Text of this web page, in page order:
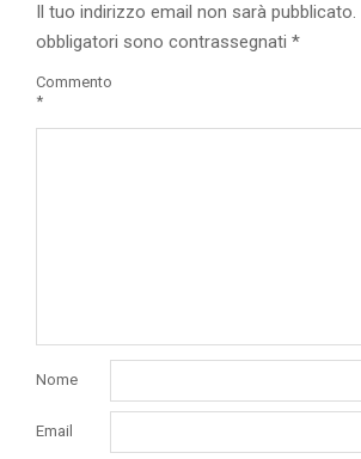
Il tuo indirizzo email non sarà pubblicato.
obbligatori sono contrassegnati *
Commento
*
Nome
Email